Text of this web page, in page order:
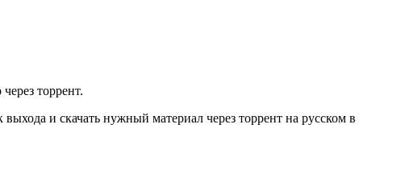
торрент.
и скачать нужный материал через торрент на русском в